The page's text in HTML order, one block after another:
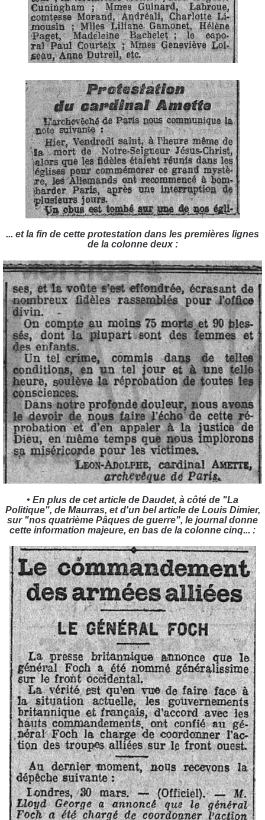
... et la fin de cette protestation dans les premières lignes
de la colonne deux :
• En plus de cet article de Daudet, à côté de "La
Politique", de Maurras, et d'un bel article de Louis Dimier,
sur "nos quatrième Pâques de guerre", le journal donne
cette information majeure, en bas de la colonne cinq... :